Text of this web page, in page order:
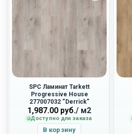
SPC Ламинат Tarkett
Progressive House
277007032 “Derrick”
1,987.00 руб./ м2
Доступно для заказа
В корзину